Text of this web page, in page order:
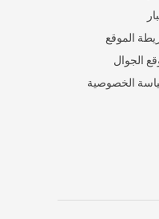
الموقع
الجوال
الخصوصية